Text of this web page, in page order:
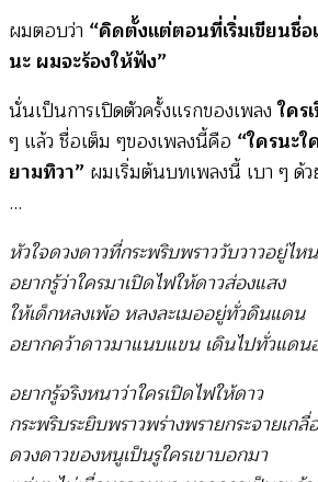
ผมตอบว่า “คิดตั้งแต่ตอนที่เริ่มเขียนชื่
นะ ผมจะร้องให้ฟัง”
นั่นเป็นการเปิดตัวครั้งแรกของเพลงใคร
ๆ แล้ว ชื่อเต็ม ๆของเพลงนี้คือ “ใครนะ
ยามทิวา” ผมเริ่มต้นบทเพลงนี้ เบา ๆ ด้
…
หัวใจดวงดาวที่กระพริบพราววับวาวอยู่ไหน
อยากรู้ว่าใครมาเปิดไฟให้ดาวส่องแสง
ให้เด็กหลงเพ้อ หลงละเมออยู่ทั่วดินแดน
อยากคว้าดาวมาแนบแขน เดินไปทั่วแดน
อยากรู้จริงหนาว่าใครเปิดไฟให้ดาว
กระพริบระยิบพราวพร่างพรายกระจายเก
ดวงดาวของหนูเป็นรูใครเขาบอกมา